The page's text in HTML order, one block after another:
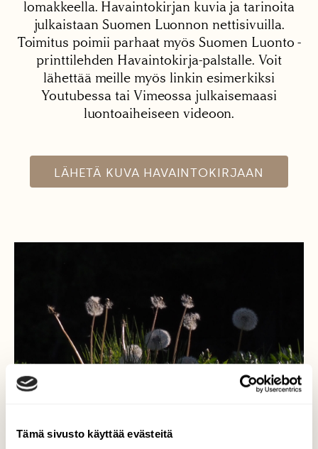
Tämä sivusto käyttää evästeitä
lomakkeella. Havaintokirjan kuvia ja tarinoita
julkaistaan Suomen Luonnon nettisivuilla.
Toimitus poimii parhaat myös Suomen Luonto -
printtilehden Havaintokirja-palstalle. Voit
lähettää meille myös linkin esimerkiksi
Youtubessa tai Vimeossa julkaisemaasi
luontoaiheiseen videoon.
LÄHETÄ KUVA HAVAINTOKIRJAAN